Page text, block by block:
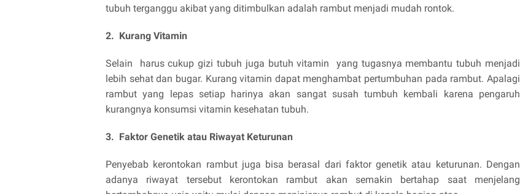
tubuh terganggu akibat yang ditimbulkan adalah rambut menjadi mudah rontok.
2. Kurang Vitamin
Selain harus cukup gizi tubuh juga butuh vitamin yang tugasnya membantu tubuh menjadi
lebih sehat dan bugar. Kurang vitamin dapat menghambat pertumbuhan pada rambut. Apalagi
rambut yang lepas setiap harinya akan sangat susah tumbuh kembali karena pengaruh
kurangnya konsumsi vitamin kesehatan tubuh.
3. Faktor Genetik atau Riwayat Keturunan
Penyebab kerontokan rambut juga bisa berasal dari faktor genetik atau keturunan. Dengan
adanya riwayat tersebut kerontokan rambut akan semakin bertahap saat menjelang